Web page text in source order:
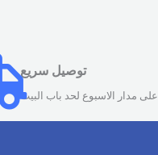
توصيل سريع
على مدار الاسبوع لحد باب البيت